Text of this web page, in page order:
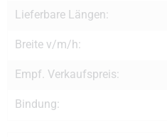
Lieferbare Längen:
Breite v/m/h:
Empf. Verkaufspreis:
Bindung: